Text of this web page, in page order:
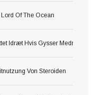
Of The Ocean
Idræt Hvis Gysser Medmindre
Von Steroiden